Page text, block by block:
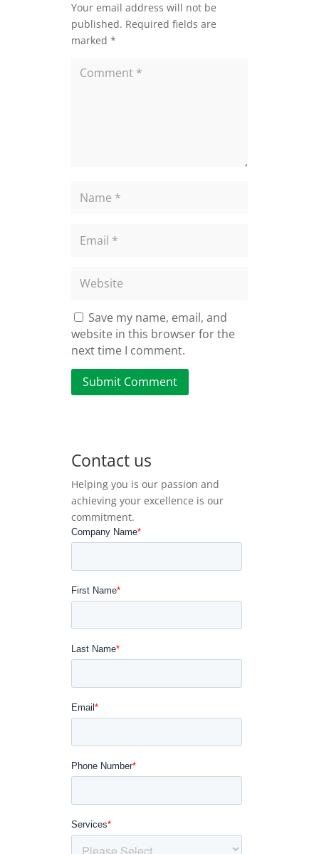
Your email address will not be
published. Required fields are
marked *
Save my name, email, and
website in this browser for the
next time I comment.
Submit Comment
Contact us
Helping you is our passion and
achieving your excellence is our
commitment.